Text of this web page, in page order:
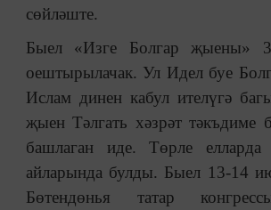
сөйләште.
Быел «Изге Болгар җыены»
оештырылачак. Ул Идел буе
Ислам динен кабул ителүгә
җыен Тәлгать хәзрәт тәкъдиме
башлаган иде. Төрле
айларында булды. Быел 13-14
Бөтендөнья татар